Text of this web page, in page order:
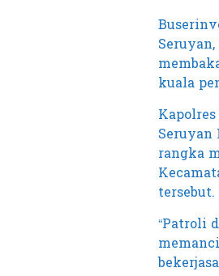
kuala
rangka
tersebut.
“Patroli